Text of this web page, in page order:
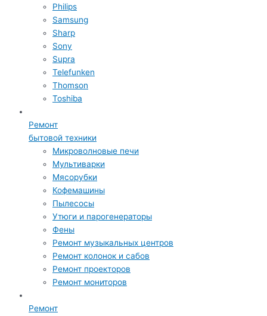
Philips
Samsung
Sharp
Sony
Supra
Telefunken
Thomson
Toshiba
Ремонт
бытовой техники
Микроволновые печи
Мультиварки
Мясорубки
Кофемашины
Пылесосы
Утюги и парогенераторы
Фены
Ремонт музыкальных центров
Ремонт колонок и сабов
Ремонт проекторов
Ремонт мониторов
Ремонт